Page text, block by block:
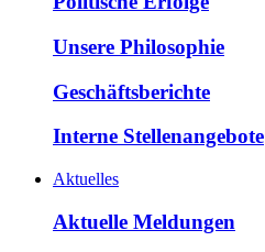
Unsere Philosophie
Geschäftsberichte
Interne Stellenangebote
Aktuelles
Aktuelle Meldungen